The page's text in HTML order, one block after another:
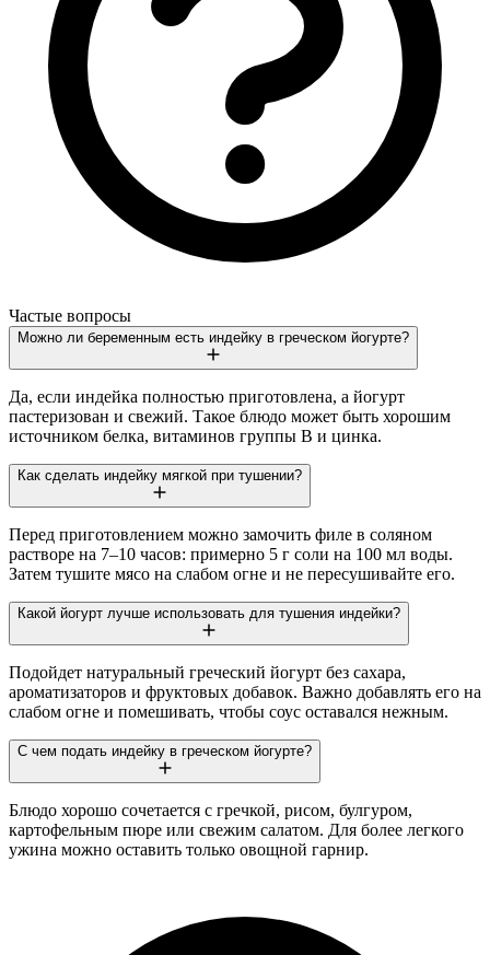
Частые вопросы
Можно ли беременным есть индейку в греческом йогурте?
Да, если индейка полностью приготовлена, а йогурт
пастеризован и свежий. Такое блюдо может быть хорошим
источником белка, витаминов группы B и цинка.
Как сделать индейку мягкой при тушении?
Перед приготовлением можно замочить филе в соляном
растворе на 7–10 часов: примерно 5 г соли на 100 мл воды.
Затем тушите мясо на слабом огне и не пересушивайте его.
Какой йогурт лучше использовать для тушения индейки?
Подойдет натуральный греческий йогурт без сахара,
ароматизаторов и фруктовых добавок. Важно добавлять его на
слабом огне и помешивать, чтобы соус оставался нежным.
С чем подать индейку в греческом йогурте?
Блюдо хорошо сочетается с гречкой, рисом, булгуром,
картофельным пюре или свежим салатом. Для более легкого
ужина можно оставить только овощной гарнир.